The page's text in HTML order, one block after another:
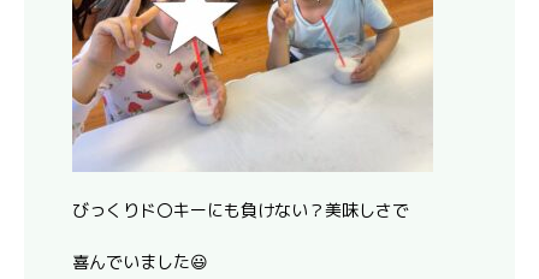
びっくりド〇キーにも負けない？美味しさで
喜んでいました😃